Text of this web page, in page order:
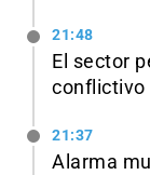
21:48
El sector
conflictivo
21:37
Alarma